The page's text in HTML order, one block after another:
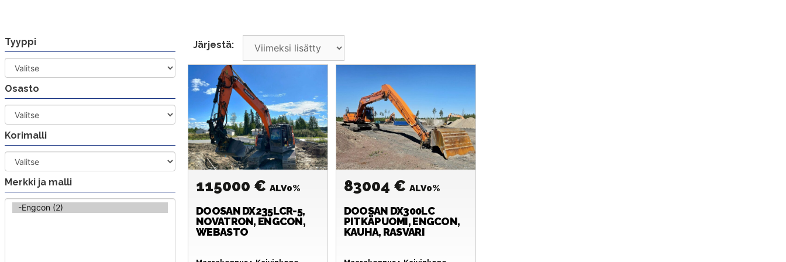
Tyyppi
Osasto
Korimalli
Merkki ja malli
Järjestä:
115000 €ALV0%
DOOSANDX235LCR-5,
NOVATRON, ENGCON,
WEBASTO
83004 € ALV0%
DOOSAN DX300LC
PITKÄPUOMI, ENGCON,
KAUHA, RASVARI